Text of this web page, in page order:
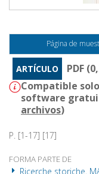
Página de
ARTÍCULO
PDF
Compatible
software
archivos)
P. [1-17] [17]
FORMA PARTE DE
Ricerche storiche.